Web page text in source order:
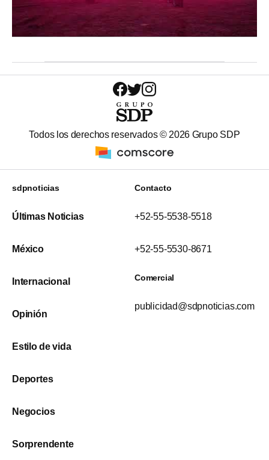
Todos los derechos reservados © 2026 Grupo SDP
sdpnoticias
Últimas Noticias
México
Internacional
Opinión
Estilo de vida
Deportes
Negocios
Sorprendente
Contacto
+52-55-5538-5518
+52-55-5530-8671
Comercial
publicidad@sdpnoticias.com